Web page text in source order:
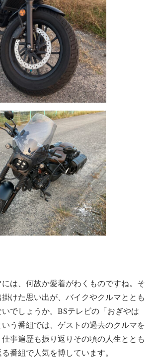
は、何故か愛着がわくものですね。そ
けた思い出が、バイクやクルマととも
でしょうか。BSテレビの「おぎやは
う番組では、ゲストの過去のクルマを
事遍歴も振り返りその頃の人生ととも
番組で人気を博しています。